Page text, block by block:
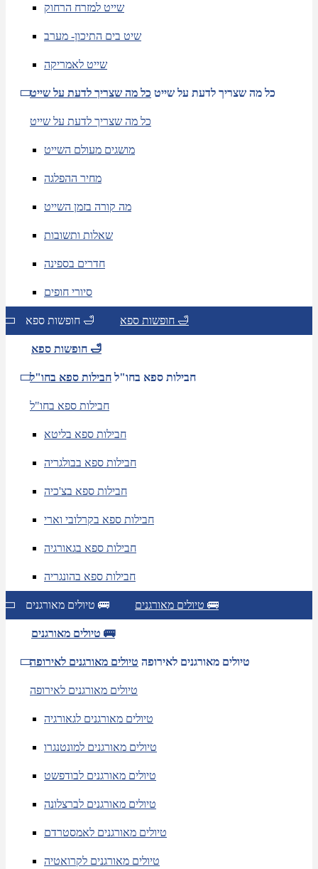
שייט למזרח הרחוק
שיט בים התיכון- מערב
שייט לאמריקה
כל מה שצריך לדעת על שייט כל מה שצריך לדעת על שייט
כל מה שצריך לדעת על שייט
מושגים מעולם השייט
מחיר ההפלגה
מה קורה בזמן השייט
שאלות ותשובות
חדרים בספינה
סיורי חופים
חופשות ספא 🛁 חופשות ספא 🛁
חופשות ספא 🛁
חבילות ספא בחו"ל חבילות ספא בחו"ל
חבילות ספא בחו"ל
חבילות ספא בליטא
חבילות ספא בבולגריה
חבילות ספא בצ'כיה
חבילות ספא בקרלובי וארי
חבילות ספא בגאורגיה
חבילות ספא בהונגריה
טיולים מאורגנים 🚌 טיולים מאורגנים 🚌
טיולים מאורגנים 🚌
טיולים מאורגנים לאירופה טיולים מאורגנים לאירופה
טיולים מאורגנים לאירופה
טיולים מאורגנים לגאורגיה
טיולים מאורגנים למונטנגרו
טיולים מאורגנים לבודפשט
טיולים מאורגנים לברצלונה
טיולים מאורגנים לאמסטרדם
טיולים מאורגנים לקרואטיה